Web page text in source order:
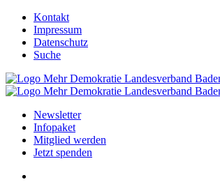
Kontakt
Impressum
Datenschutz
Suche
Newsletter
Infopaket
Mitglied werden
Jetzt spenden